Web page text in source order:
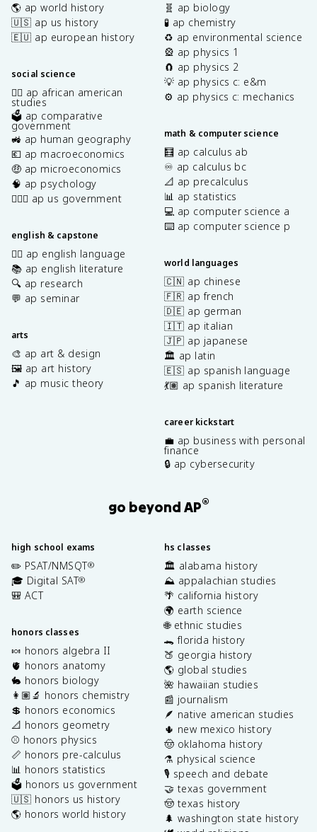
🌎 ap world history
🇺🇸 ap us history
🇪🇺 ap european history
social science
✊🏿 ap african american
studies
🗳️ ap comparative
government
🚜 ap human geography
💶 ap macroeconomics
🤑 ap microeconomics
🧠 ap psychology
👩🏾‍⚖️ ap us government
english & capstone
✍🏽 ap english language
📚 ap english literature
🔍 ap research
💬 ap seminar
arts
🎨 ap art & design
🖼️ ap art history
🎵 ap music theory
🧬 ap biology
🧪 ap chemistry
♻️ ap environmental science
🎡 ap physics 1
🧲 ap physics 2
💡 ap physics c: e&m
⚙️ ap physics c: mechanics
math & computer science
🧮 ap calculus ab
♾️ ap calculus bc
📐 ap precalculus
📊 ap statistics
💻 ap computer science a
⌨️ ap computer science p
world languages
🇨🇳 ap chinese
🇫🇷 ap french
🇩🇪 ap german
🇮🇹 ap italian
🇯🇵 ap japanese
🏛️ ap latin
🇪🇸 ap spanish language
💃🏽 ap spanish literature
career kickstart
💼 ap business with personal
finance
🔒 ap cybersecurity
go beyond AP®
high school exams
✏️ PSAT/NMSQT®
🎓 Digital SAT®
🎒 ACT
honors classes
🍬 honors algebra II
🫀 honors anatomy
🐇 honors biology
👩🏽‍🔬 honors chemistry
💲 honors economics
📐 honors geometry
⚾️ honors physics
📏 honors pre-calculus
📊 honors statistics
🗳️ honors us government
🇺🇸 honors us history
🌎 honors world history
hs classes
🏛️ alabama history
⛰️ appalachian studies
🌴 california history
🌍 earth science
🌐 ethnic studies
🐊 florida history
🍑 georgia history
🌎 global studies
🌺 hawaiian studies
📰 journalism
🪶 native american studies
🌵 new mexico history
🤠 oklahoma history
⚗️ physical science
🎙️ speech and debate
🤝 texas government
🤠 texas history
🌲 washington state history